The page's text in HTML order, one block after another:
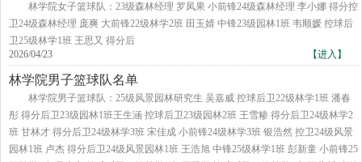
林学院女子篮球队：23级森林经理 罗凤果 小前锋24级森林经理 李小娜 得分控
卫24级森林经理 庞爽 大前锋22级林学2班 田玉婧 中锋23级园林1班 韦顺媛 控球后
卫25级林学1班 王思又 得分后
【进入】
2026/04/23
林学院男子篮球队名单
​林学院男子篮球队：25级风景园林研究生 吴嘉威 控球后卫22级林学1班 潘春
彤 得分后卫23级园林1班王生涵 控球后卫23级园林2班 王雪糁 得分后卫24级林学2
班 甘林才 得分后卫24级林学3班 宋佳成 小前锋24级林学3班 银浩然 控卫24级风景
园林1班 卢杰 得分后卫24级风景园林1班 王浩旭 中锋25级林学1班 彭新童 小前锋25